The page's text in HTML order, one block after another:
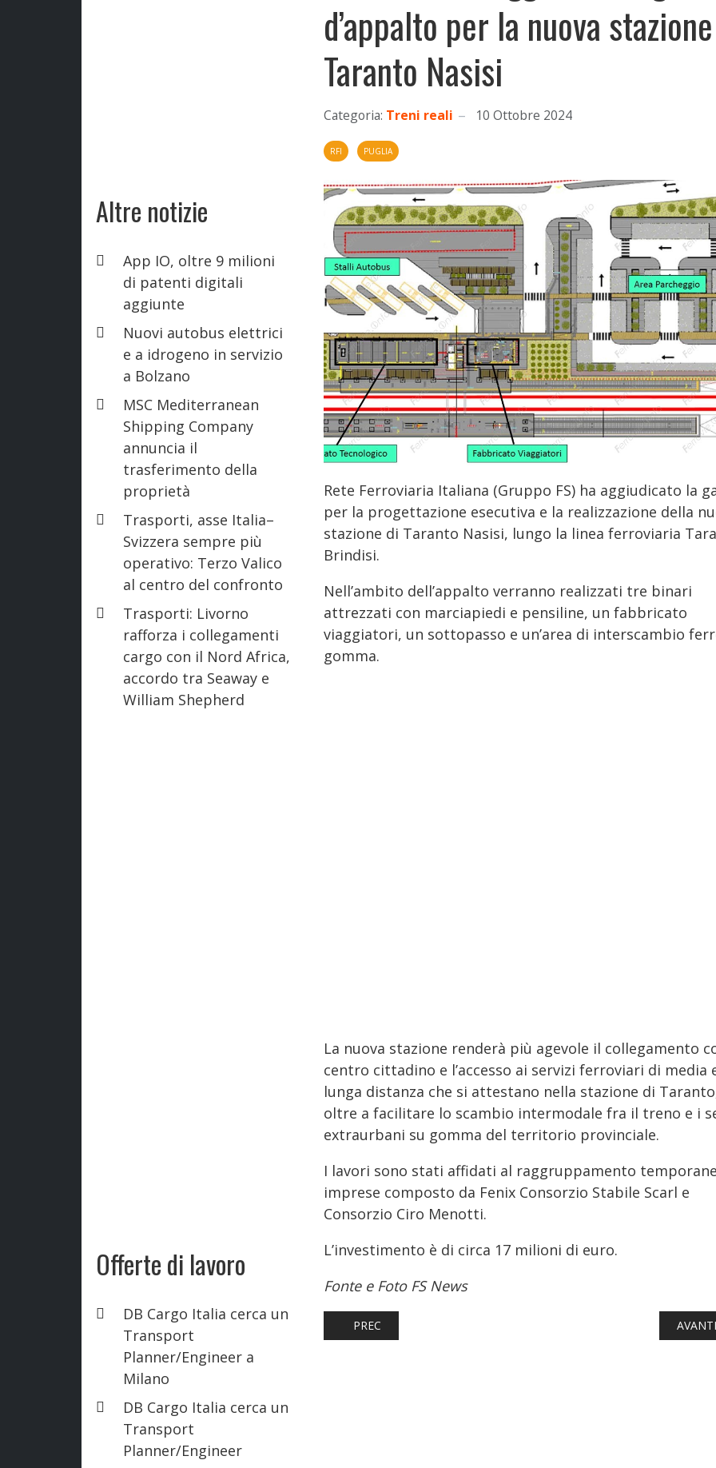
Altre notizie
App IO, oltre 9 milioni
di patenti digitali
aggiunte
Nuovi autobus elettrici
e a idrogeno in servizio
a Bolzano
MSC Mediterranean
Shipping Company
annuncia il
trasferimento della
proprietà
Trasporti, asse Italia–
Svizzera sempre più
operativo: Terzo Valico
al centro del confronto
Trasporti: Livorno
rafforza i collegamenti
cargo con il Nord Africa,
accordo tra Seaway e
William Shepherd
Offerte di lavoro
DB Cargo Italia cerca un
Transport
Planner/Engineer a
Milano
DB Cargo Italia cerca un
Transport
Planner/Engineer
d’appalto per la nuova stazione
Taranto Nasisi
Categoria: Treni reali 10 Ottobre 2024
RFI PUGLIA
Rete Ferroviaria Italiana (Gruppo FS) ha aggiudicato la
per la progettazione esecutiva e la realizzazione della
stazione di Taranto Nasisi, lungo la linea ferroviaria
Brindisi.
Nell’ambito dell’appalto verranno realizzati tre binari
attrezzati con marciapiedi e pensiline, un fabbricato
viaggiatori, un sottopasso e un’area di interscambio
gomma.
La nuova stazione renderà più agevole il collegamento
centro cittadino e l’accesso ai servizi ferroviari di media
lunga distanza che si attestano nella stazione di
oltre a facilitare lo scambio intermodale fra il treno e i
extraurbani su gomma del territorio provinciale.
I lavori sono stati affidati al raggruppamento
imprese composto da Fenix Consorzio Stabile Scarl e
Consorzio Ciro Menotti.
L’investimento è di circa 17 milioni di euro.
Fonte e Foto FS News
ARTICOLO PRECEDENTE: FERROVIE: LINEA MILANO -
PREC AVANTI